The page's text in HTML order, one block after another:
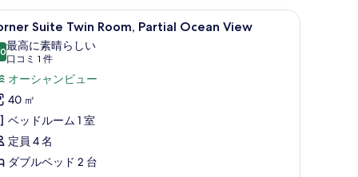
スク、ノートパソコン用作業スペースCorner Suite Twin Room, Partial Ocean
7 Suite Twin Room, Partial Ocean View
点中 10.0
最高に素晴らしい
口コミ 1 件
(口
コ
ミ
件)
オーシャンビュー
40 ㎡
ベッドルーム 1 室
定員 4 名
ダブルベッド 2 台